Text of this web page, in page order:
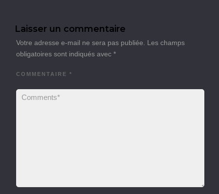
Laisser un commentaire
Votre adresse e-mail ne sera pas publiée.
Les champs
obligatoires sont indiqués avec *
COMMENTAIRE *